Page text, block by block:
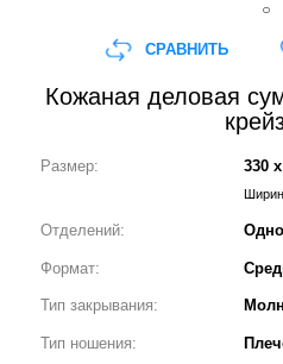
Кожаная деловая
Размер: 330
Отделений: Одно
Формат:
Тип закрывания:
Тип ношения:
СРАВНИТЬ